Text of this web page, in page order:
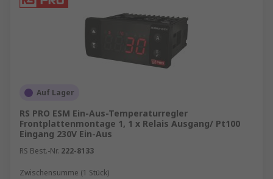
Auf Lager
RS PRO ESM Ein-Aus-Temperaturregler
Frontplattenmontage 1, 1 x Relais Ausgang/ Pt100
Eingang 230V Ein-Aus
RS Best.-Nr. 222-8133
Zwischensumme (1 Stück)